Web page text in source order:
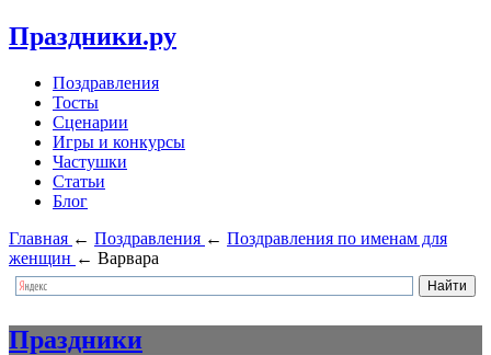
Праздники.ру
Поздравления
Тосты
Сценарии
Игры и конкурсы
Частушки
Статьи
Блог
Главная ← Поздравления ← Поздравления по именам для
женщин ← Варвара
Праздники